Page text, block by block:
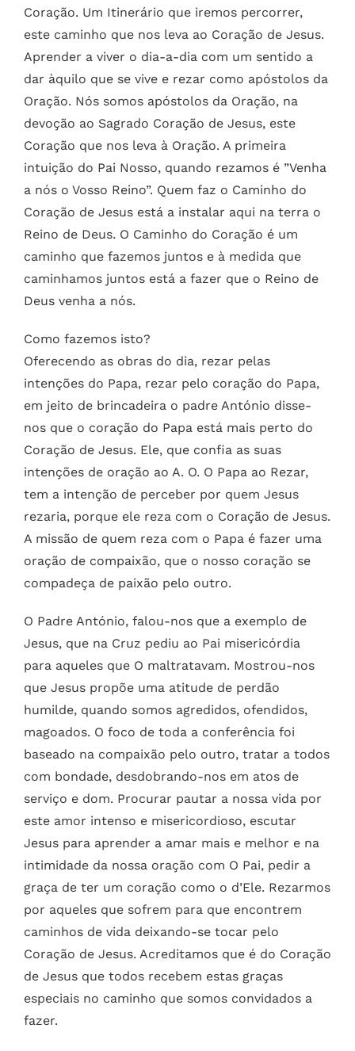
Coração. Um Itinerário que iremos percorrer,
este caminho que nos leva ao Coração de Jesus.
Aprender a viver o dia-a-dia com um sentido a
dar àquilo que se vive e rezar como apóstolos da
Oração. Nós somos apóstolos da Oração, na
devoção ao Sagrado Coração de Jesus, este
Coração que nos leva à Oração. A primeira
intuição do Pai Nosso, quando rezamos é ”Venha
a nós o Vosso Reino”. Quem faz o Caminho do
Coração de Jesus está a instalar aqui na terra o
Reino de Deus. O Caminho do Coração é um
caminho que fazemos juntos e à medida que
caminhamos juntos está a fazer que o Reino de
Deus venha a nós.
Como fazemos isto?
Oferecendo as obras do dia, rezar pelas
intenções do Papa, rezar pelo coração do Papa,
em jeito de brincadeira o padre António disse-
nos que o coração do Papa está mais perto do
Coração de Jesus. Ele, que confia as suas
intenções de oração ao A. O. O Papa ao Rezar,
tem a intenção de perceber por quem Jesus
rezaria, porque ele reza com o Coração de Jesus.
A missão de quem reza com o Papa é fazer uma
oração de compaixão, que o nosso coração se
compadeça de paixão pelo outro.
O Padre António, falou-nos que a exemplo de
Jesus, que na Cruz pediu ao Pai misericórdia
para aqueles que O maltratavam. Mostrou-nos
que Jesus propõe uma atitude de perdão
humilde, quando somos agredidos, ofendidos,
magoados. O foco de toda a conferência foi
baseado na compaixão pelo outro, tratar a todos
com bondade, desdobrando-nos em atos de
serviço e dom. Procurar pautar a nossa vida por
este amor intenso e misericordioso, escutar
Jesus para aprender a amar mais e melhor e na
intimidade da nossa oração com O Pai, pedir a
graça de ter um coração como o d’Ele. Rezarmos
por aqueles que sofrem para que encontrem
caminhos de vida deixando-se tocar pelo
Coração de Jesus. Acreditamos que é do Coração
de Jesus que todos recebem estas graças
especiais no caminho que somos convidados a
fazer.